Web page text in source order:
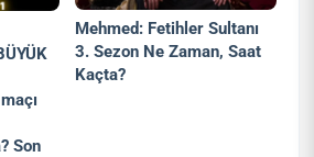
Son
Mehmed: Fetihler Sultanı
3. Sezon Ne Zaman, Saat
Kaçta?